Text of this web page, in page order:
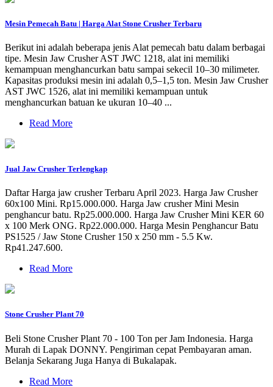
Mesin Pemecah Batu | Harga Alat Stone Crusher Terbaru
Berikut ini adalah beberapa jenis Alat pemecah batu dalam berbagai
tipe. Mesin Jaw Crusher AST JWC 1218, alat ini memiliki
kemampuan menghancurkan batu sampai sekecil 10–30 milimeter.
Kapasitas produksi mesin ini adalah 0,5–1,5 ton. Mesin Jaw Crusher
AST JWC 1526, alat ini memiliki kemampuan untuk
menghancurkan batuan ke ukuran 10–40 ...
Read More
Jual Jaw Crusher Terlengkap
Daftar Harga jaw crusher Terbaru April 2023. Harga Jaw Crusher
60x100 Mini. Rp15.000.000. Harga Jaw crusher Mini Mesin
penghancur batu. Rp25.000.000. Harga Jaw Crusher Mini KER 60
x 100 Merk ONG. Rp22.000.000. Harga Mesin Penghancur Batu
PS1525 / Jaw Stone Crusher 150 x 250 mm - 5.5 Kw.
Rp41.247.600.
Read More
Stone Crusher Plant 70
Beli Stone Crusher Plant 70 - 100 Ton per Jam Indonesia. Harga
Murah di Lapak DONNY. Pengiriman cepat Pembayaran aman.
Belanja Sekarang Juga Hanya di Bukalapak.
Read More